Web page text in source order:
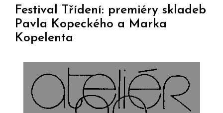
Festival Třídení: premiéry skladeb
Pavla Kopeckého a Marka
Kopelenta